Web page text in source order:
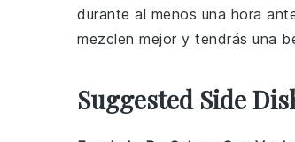
durante al menos una hora
mezclen mejor y tendrás una
Suggested Side